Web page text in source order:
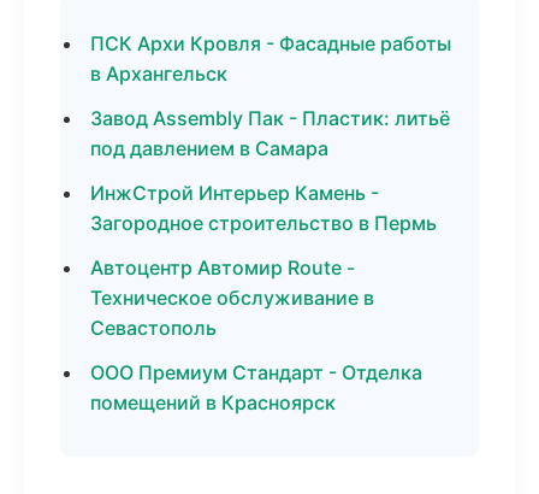
ПСК Архи Кровля - Фасадные работы
в Архангельск
Завод Assembly Пак - Пластик: литьё
под давлением в Самара
ИнжСтрой Интерьер Камень -
Загородное строительство в Пермь
Автоцентр Автомир Route -
Техническое обслуживание в
Севастополь
ООО Премиум Стандарт - Отделка
помещений в Красноярск